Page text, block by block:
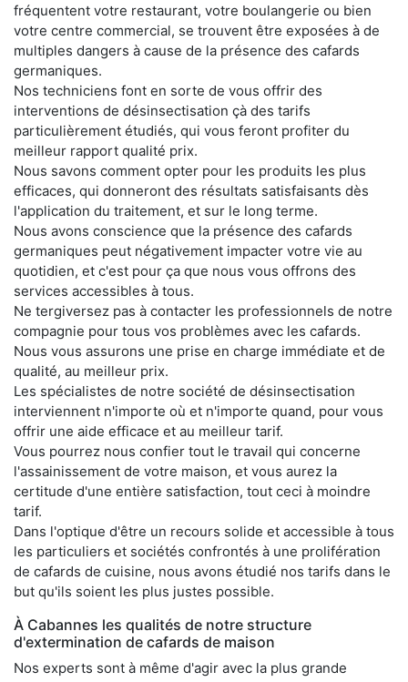
fréquentent votre restaurant, votre boulangerie ou bien
votre centre commercial, se trouvent être exposées à de
multiples dangers à cause de la présence des cafards
germaniques.
Nos techniciens font en sorte de vous offrir des
interventions de désinsectisation çà des tarifs
particulièrement étudiés, qui vous feront profiter du
meilleur rapport qualité prix.
Nous savons comment opter pour les produits les plus
efficaces, qui donneront des résultats satisfaisants dès
l'application du traitement, et sur le long terme.
Nous avons conscience que la présence des cafards
germaniques peut négativement impacter votre vie au
quotidien, et c'est pour ça que nous vous offrons des
services accessibles à tous.
Ne tergiversez pas à contacter les professionnels de notre
compagnie pour tous vos problèmes avec les cafards.
Nous vous assurons une prise en charge immédiate et de
qualité, au meilleur prix.
Les spécialistes de notre société de désinsectisation
interviennent n'importe où et n'importe quand, pour vous
offrir une aide efficace et au meilleur tarif.
Vous pourrez nous confier tout le travail qui concerne
l'assainissement de votre maison, et vous aurez la
certitude d'une entière satisfaction, tout ceci à moindre
tarif.
Dans l'optique d'être un recours solide et accessible à tous
les particuliers et sociétés confrontés à une prolifération
de cafards de cuisine, nous avons étudié nos tarifs dans le
but qu'ils soient les plus justes possible.
À Cabannes les qualités de notre structure
d'extermination de cafards de maison
Nos experts sont à même d'agir avec la plus grande